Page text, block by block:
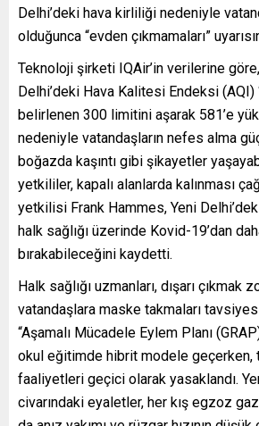
Delhi’deki hava kirliliği nedeniyle
olduğunca “evden çıkmamaları”
Teknoloji şirketi IQAir’in verilerine
Delhi’deki Hava Kalitesi Endeksi (AQI)
belirlenen 300 limitini aşarak 581’e
nedeniyle vatandaşların nefes alma
boğazda kaşıntı gibi şikayetler
yetkililer, kapalı alanlarda kalınması
yetkilisi Frank Hammes, Yeni
halk sağlığı üzerinde Kovid-19’dan
bırakabileceğini kaydetti.
Halk sağlığı uzmanları, dışarı çıkmak
vatandaşlara maske takmaları
“Aşamalı Mücadele Eylem Planı
okul eğitimde hibrit modele geçerken,
faaliyetleri geçici olarak yasaklandı.
civarındaki eyaletler, her kış egzoz